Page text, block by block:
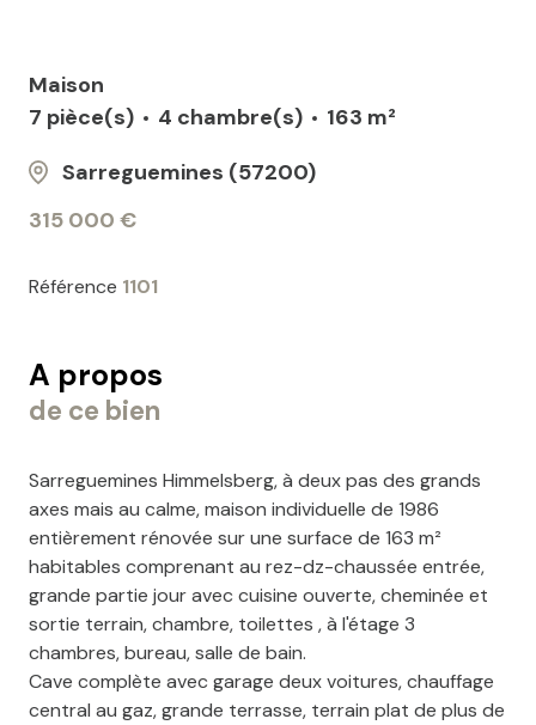
Maison
7 pièce(s)
4 chambre(s)
163 m²
Sarreguemines (57200)
315 000 €
Référence 1101
A propos
de ce bien
Sarreguemines Himmelsberg, à deux pas des grands
axes mais au calme, maison individuelle de 1986
entièrement rénovée sur une surface de 163 m²
habitables comprenant au rez-dz-chaussée entrée,
grande partie jour avec cuisine ouverte, cheminée et
sortie terrain, chambre, toilettes , à l'étage 3
chambres, bureau, salle de bain.
Cave complète avec garage deux voitures, chauffage
central au gaz, grande terrasse, terrain plat de plus de